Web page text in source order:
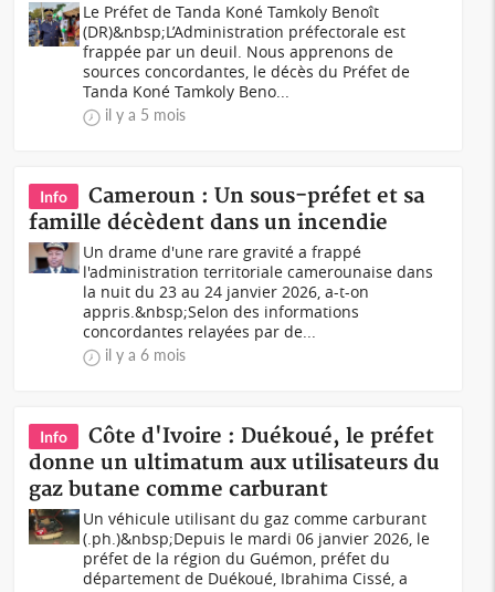
Le Préfet de Tanda Koné Tamkoly Benoît
(DR)&nbsp;L’Administration préfectorale est
frappée par un deuil. Nous apprenons de
sources concordantes, le décès du Préfet de
Tanda Koné Tamkoly Beno...
il y a 5 mois
Info
Cameroun : Un sous-préfet et sa
famille décèdent dans un incendie
Un drame d'une rare gravité a frappé
l'administration territoriale camerounaise dans
la nuit du 23 au 24 janvier 2026, a-t-on
appris.&nbsp;Selon des informations
concordantes relayées par de...
il y a 6 mois
Info
Côte d'Ivoire : Duékoué, le préfet
donne un ultimatum aux utilisateurs du
gaz butane comme carburant
Un véhicule utilisant du gaz comme carburant
(.ph.)&nbsp;Depuis le mardi 06 janvier 2026, le
préfet de la région du Guémon, préfet du
département de Duékoué, Ibrahima Cissé, a